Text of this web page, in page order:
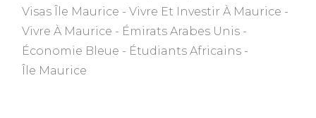
Visas Île Maurice
Vivre Et Investir À Maurice
Vivre À Maurice
Émirats Arabes Unis
Économie Bleue
Étudiants Africains
Île Maurice